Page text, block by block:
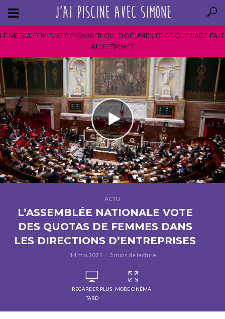
LE MEDIA FEMINISTE PIONNIER QUI DOCUMENTE CE QUE L’AGE FAIT
AUX FEMMES
ACTU
L’ASSEMBLÉE NATIONALE VOTE
DES QUOTAS DE FEMMES DANS
LES DIRECTIONS D’ENTREPRISES
14 mai 2021 3 mins de lecture
REGARDER PLUS
TARD
MODE CINÉMA